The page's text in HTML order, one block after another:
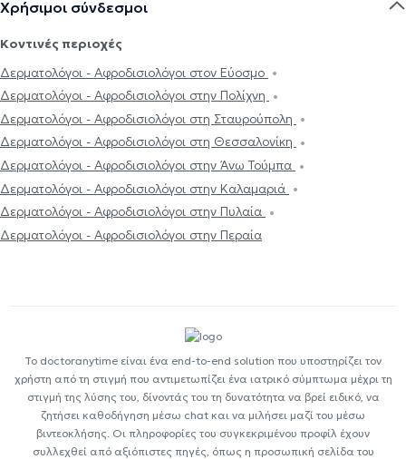
Χρήσιμοι σύνδεσμοι
Κοντινές περιοχές
Δερματολόγοι - Αφροδισιολόγοι στον Εύοσμο
Δερματολόγοι - Αφροδισιολόγοι στην Πολίχνη
Δερματολόγοι - Αφροδισιολόγοι στη Σταυρούπολη
Δερματολόγοι - Αφροδισιολόγοι στη Θεσσαλονίκη
Δερματολόγοι - Αφροδισιολόγοι στην Άνω Τούμπα
Δερματολόγοι - Αφροδισιολόγοι στην Καλαμαριά
Δερματολόγοι - Αφροδισιολόγοι στην Πυλαία
Δερματολόγοι - Αφροδισιολόγοι στην Περαία
Το doctoranytime είναι ένα end-to-end solution που υποστηρίζει τον
χρήστη από τη στιγμή που αντιμετωπίζει ένα ιατρικό σύμπτωμα μέχρι τη
στιγμή της λύσης του, δίνοντάς του τη δυνατότητα να βρεί ειδικό, να
ζητήσει καθοδήγηση μέσω chat και να μιλήσει μαζί του μέσω
βιντεοκλήσης. Οι πληροφορίες του συγκεκριμένου προφίλ έχουν
συλλεχθεί από αξιόπιστες πηγές, όπως η προσωπική σελίδα του